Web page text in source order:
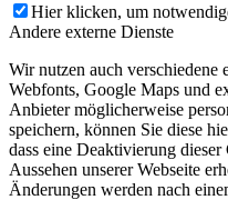
Hier klicken, um
Andere externe Dienste
Wir nutzen auch verschiedene
Webfonts, Google Maps und
Anbieter möglicherweise
speichern, können Sie diese
dass eine Deaktivierung
Aussehen unserer Webseite
Änderungen werden nach